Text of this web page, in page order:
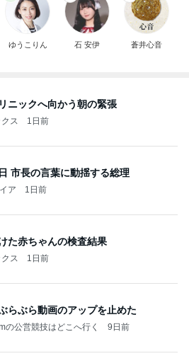
ゆうこりん 石 安伊 蒼井心音
ニックへ向かう朝の緊張
ス 1日前
市長の言葉に動揺する総理
ア 1日前
た赤ちゃんの検査結果
ス 1日前
らぶら動画のアップを止めた
の公営競技はどこへ行く 9日前